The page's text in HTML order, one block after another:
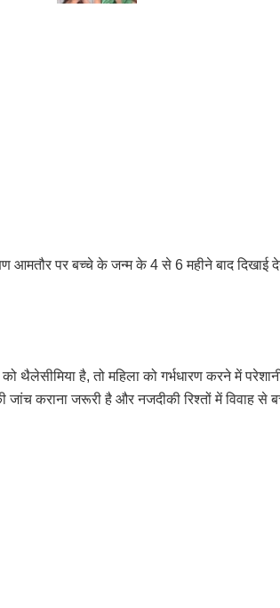
आमतौर पर बच्चे के जन्म के 4 से 6 महीने बाद
है, तो महिला को गर्भधारण करने में
कराना जरूरी है और नजदीकी रिश्तों में विवाह से